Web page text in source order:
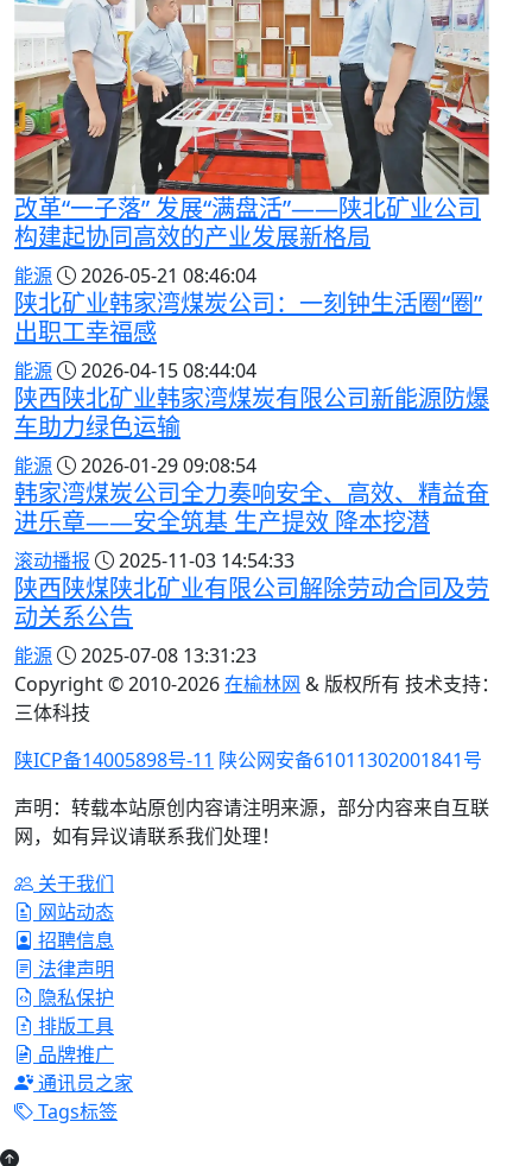
改革“一子落” 发展“满盘活”——陕北矿业公司
构建起协同高效的产业发展新格局
能源 2026-05-21 08:46:04
陕北矿业韩家湾煤炭公司：一刻钟生活圈“圈”
出职工幸福感
能源 2026-04-15 08:44:04
陕西陕北矿业韩家湾煤炭有限公司新能源防爆
车助力绿色运输
能源 2026-01-29 09:08:54
韩家湾煤炭公司全力奏响安全、高效、精益奋
进乐章——安全筑基 生产提效 降本挖潜
滚动播报 2025-11-03 14:54:33
陕西陕煤陕北矿业有限公司解除劳动合同及劳
动关系公告
能源
2025-07-08 13:31:23
Copyright © 2010-2026在榆林网 & 版权所有 技术支持：
三体科技
陕ICP备14005898号-11 陕公网安备61011302001841号
声明：转载本站原创内容请注明来源，部分内容来自互联
网，如有异议请联系我们处理！
关于我们
网站动态
招聘信息
法律声明
隐私保护
排版工具
品牌推广
通讯员之家
Tags标签